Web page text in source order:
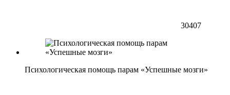
30407
Психологическая помощь парам «Успешные мозги»